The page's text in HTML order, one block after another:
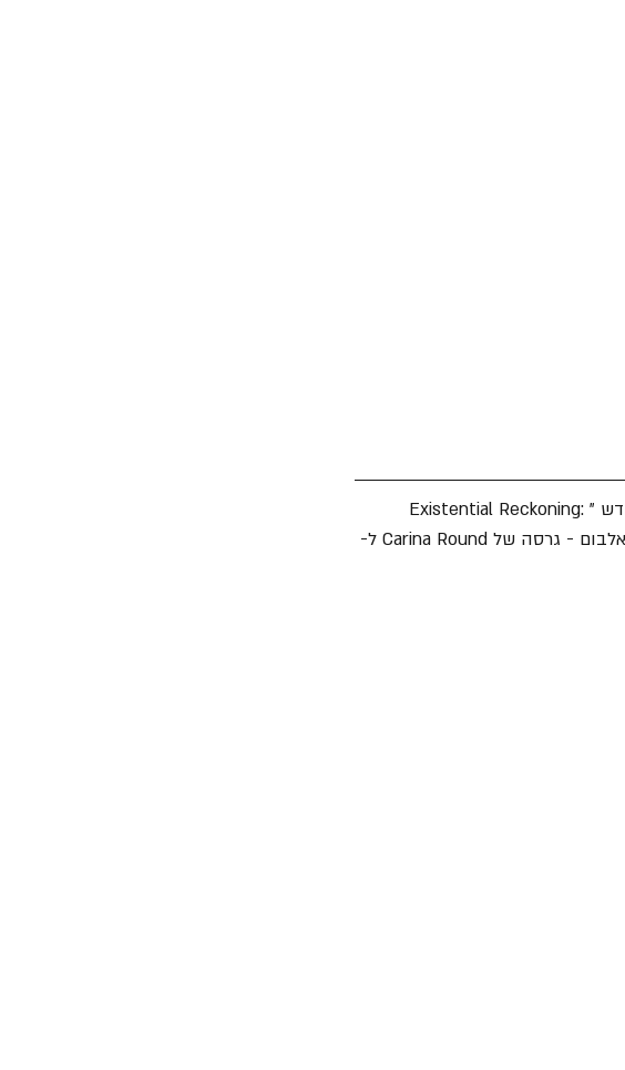
משחרר אלבום רמיקס חדש "Existential Reckoning:
Rewired". כזכור, בחודש ינואר הלהקה שחררה סינגל ראשון וקליפ חדש מהאלבום - גרסה של Carina Round ל-